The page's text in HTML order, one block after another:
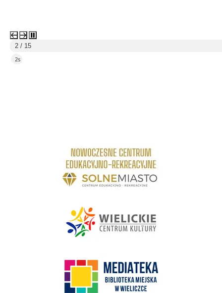
2 / 15
1s
link do strony Centrum Edukacyjno Rekreacyjne